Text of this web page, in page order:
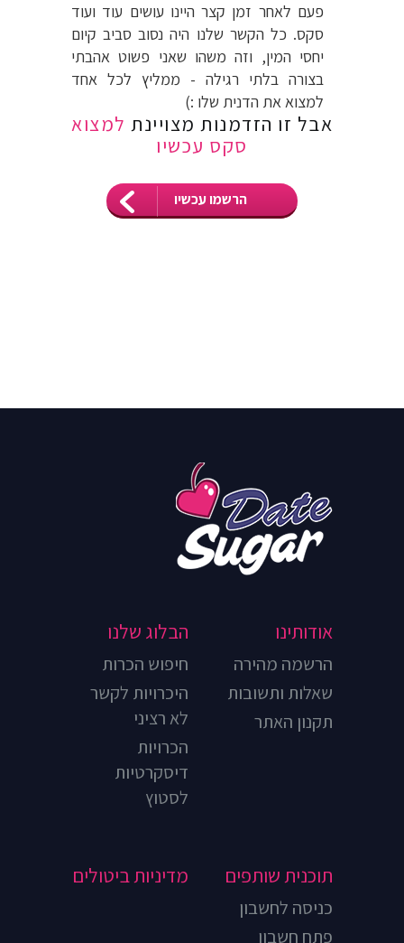
פעם לאחר זמן קצר היינו עושים עוד ועוד
סקס. כל הקשר שלנו היה נסוב סביב קיום
יחסי המין, וזה משהו שאני פשוט אהבתי
בצורה בלתי רגילה - ממליץ לכל אחד
למצוא את הדנית שלו :)
אבל זו הזדמנות מצויינת למצוא
סקס עכשיו
הרשמו עכשיו
אודותינו
הרשמה מהירה
שאלות ותשובות
תקנון האתר
הבלוג שלנו
חיפוש הכרות
היכרויות לקשר
לא רציני
הכרויות
דיסקרטיות
לסטוץ
תוכנית שותפים
כניסה לחשבון
פתח חשבון
מדיניות ביטולים